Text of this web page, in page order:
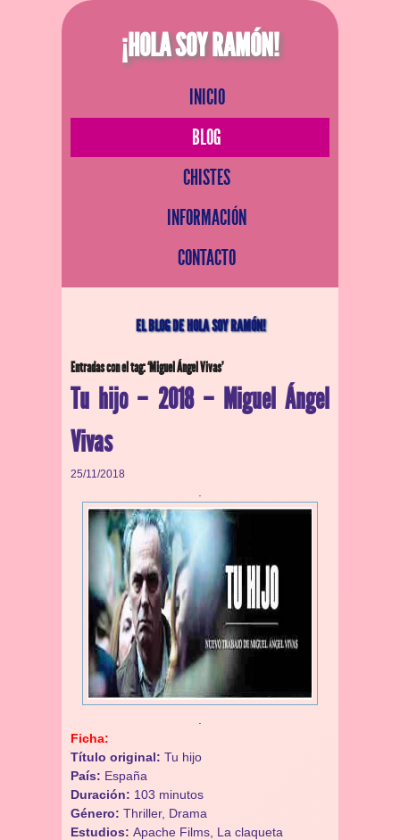
¡HOLA SOY RAMÓN!
INICIO
BLOG
CHISTES
INFORMACIÓN
CONTACTO
EL BLOG DE HOLA SOY RAMÓN!
Entradas con el tag: ‘Miguel Ángel Vivas’
Tu hijo – 2018 – Miguel Ángel
Vivas
25/11/2018
Ficha:
Título original: Tu hijo
País: España
Duración: 103 minutos
Género: Thriller, Drama
Estudios: Apache Films, La claqueta